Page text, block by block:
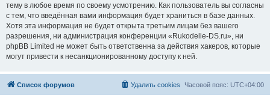
тему в любое время по своему усмотрению. Как пользователь вы согласны
с тем, что введённая вами информация будет храниться в базе данных.
Хотя эта информация не будет открыта третьим лицам без вашего
разрешения, ни администрация конференции «Rukodelie-DS.ru», ни
phpBB Limited не может быть ответственна за действия хакеров, которые
могут привести к несанкционированному доступу к ней.
Список форумов Часовой пояс: UTC+04:00
Удалить cookies